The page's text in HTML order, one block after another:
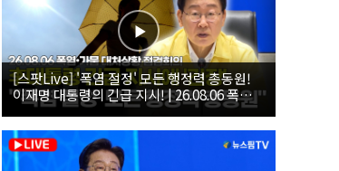
[스팟Live] '폭염 절정' 모든 행정력 총동원!
이재명 대통령의 긴급 지시! | 26.08.06 폭염•
가뭄 대처상황 점검회의